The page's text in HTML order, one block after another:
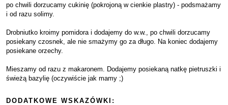
po chwili dorzucamy cukinię (pokrojoną w cienkie plastry) - podsmażamy
i od razu solimy.
Drobniutko kroimy pomidora i dodajemy do w.w., po chwili dorzucamy
posiekany czosnek, ale nie smażymy go za długo. Na koniec dodajemy
posiekane orzechy.
Mieszamy od razu z makaronem. Dodajemy posiekaną natkę pietruszki i
świeżą bazylię (oczywiście jak mamy ;)
DODATKOWE WSKAZÓWKI: